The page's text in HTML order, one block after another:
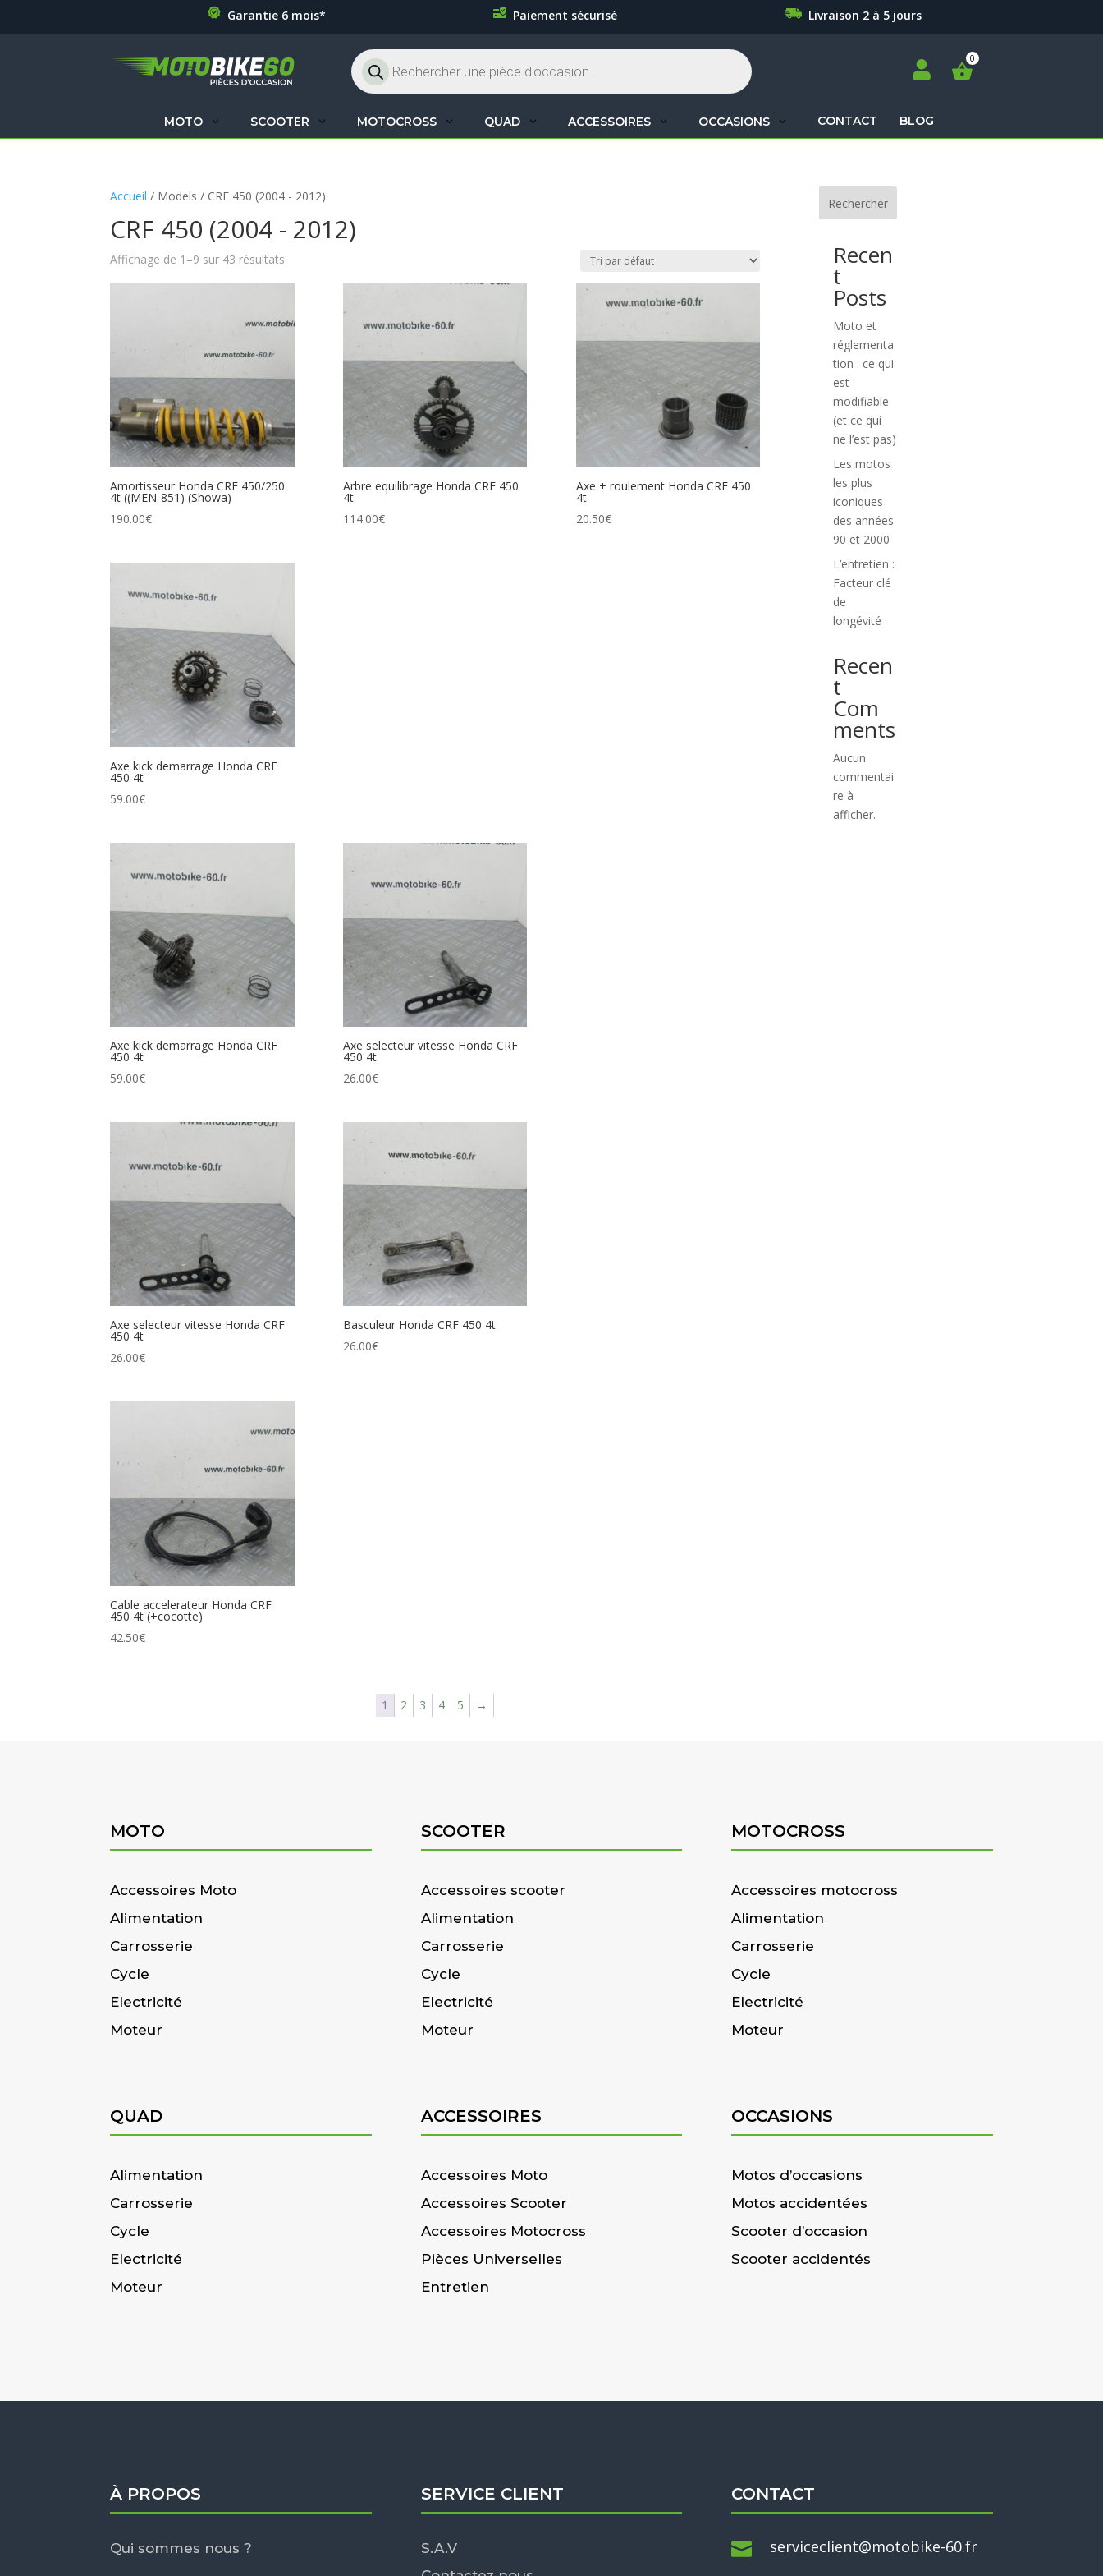
Garantie 6 mois* Paiement sécurisé Livraison 2 à 5 jours
Recherche
de
produits

MOTO SCOOTER MOTOCROSS QUAD ACCESSOIRES OCCASIONS CONTACT BLOG
produits
Accueil / Models / CRF 450 (2004 - 2012)
CRF 450 (2004 - 2012)
Affichage de 1–9 sur 43 résultats
Amortisseur Honda CRF 450/250
4t ((MEN-851) (Showa)
190.00€
Arbre equilibrage Honda CRF 450
4t
114.00€
Axe + roulement Honda CRF 450
4t
20.50€
Axe kick demarrage Honda CRF
450 4t
59.00€
Axe kick demarrage Honda CRF
450 4t
59.00€
Axe selecteur vitesse Honda CRF
450 4t
26.00€
Axe selecteur vitesse Honda CRF
450 4t
26.00€
Basculeur Honda CRF 450 4t
26.00€
Cable accelerateur Honda CRF
450 4t (+cocotte)
42.50€
1 2 3 4 5 →
Rechercher
Recen
t
Posts
Moto et
réglementa
tion : ce qui
est
modifiable
(et ce qui
ne l’est pas)
Les motos
les plus
iconiques
des années
90 et 2000
L’entretien :
Facteur clé
de
longévité
Recen
t
Com
ments
Aucun
commentai
re à
afficher.
MOTO
Accessoires Moto
Alimentation
Carrosserie
Cycle
Electricité
Moteur
SCOOTER
Accessoires scooter
Alimentation
Carrosserie
Cycle
Electricité
Moteur
MOTOCROSS
Accessoires motocross
Alimentation
Carrosserie
Cycle
Electricité
Moteur
QUAD
Alimentation
Carrosserie
Cycle
Electricité
Moteur
ACCESSOIRES
Accessoires Moto
Accessoires Scooter
Accessoires Motocross
Pièces Universelles
Entretien
OCCASIONS
Motos d’occasions
Motos accidentées
Scooter d’occasion
Scooter accidentés
À PROPOS
Qui sommes nous ?
SERVICE CLIENT
S.A.V
CONTACT
 serviceclient@motobike-60.fr